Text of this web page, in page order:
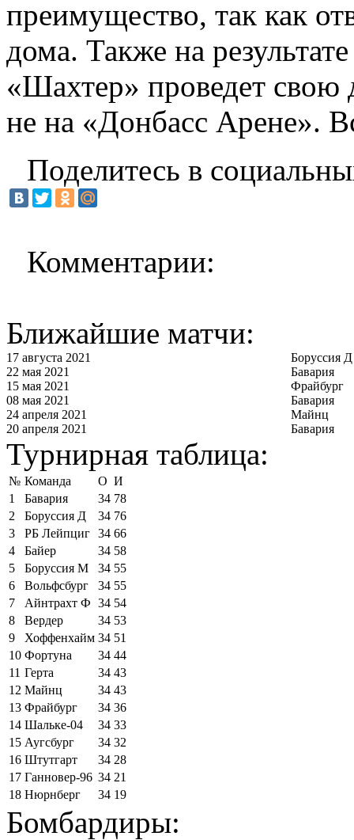
преимущество, так как
дома. Также на
«Шахтер» проведет
не на «Донбасс Арене».
Поделитесь в
Комментарии:
Ближайшие матчи:
17 августа 2021
Боруссия Д
22 мая 2021
Бавария
15 мая 2021
Фрайбург
08 мая 2021
Бавария
24 апреля 2021
Майнц
20 апреля 2021
Бавария
Турнирная таблица:
№ Команда О И
1
Бавария 34 78
2
Боруссия Д 34 76
3
РБ Лейпциг 34 66
4
Байер 34 58
5
Боруссия М 34 55
6
Вольфсбург 34 55
7
Айнтрахт Ф 34 54
8
Вердер 34 53
9
Хоффенхайм 34 51
10 Фортуна 34 44
11 Герта 34 43
12 Майнц 34 43
13 Фрайбург 34 36
14 Шальке-04 34 33
15 Аугсбург 34 32
16 Штутгарт 34 28
17 Ганновер-96 34 21
18 Нюрнберг 34 19
Бомбардиры: